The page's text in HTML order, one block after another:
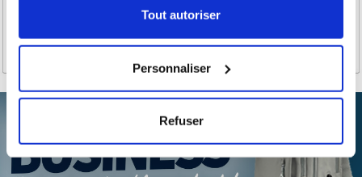
Collecter des informations sur votre localisation
géographique qui peuvent être précises à plusieurs
mètres près
pour en relever les caractéristiques spécifiques
(empreintes digitales).
Pour en savoir plus sur le traitement de vos données
Tout autoriser
Personnaliser
Refuser